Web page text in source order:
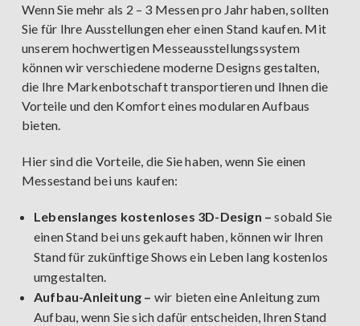
Wenn Sie mehr als 2 – 3 Messen pro Jahr haben, sollten
Sie für Ihre Ausstellungen eher einen Stand kaufen. Mit
unserem hochwertigen Messeausstellungssystem
können wir verschiedene moderne Designs gestalten,
die Ihre Markenbotschaft transportieren und Ihnen die
Vorteile und den Komfort eines modularen Aufbaus
bieten.
Hier sind die Vorteile, die Sie haben, wenn Sie einen
Messestand bei uns kaufen:
Lebenslanges kostenloses 3D-Design – sobald Sie
einen Stand bei uns gekauft haben, können wir Ihren
Stand für zukünftige Shows ein Leben lang kostenlos
umgestalten.
Aufbau-Anleitung – wir bieten eine Anleitung zum
Aufbau, wenn Sie sich dafür entscheiden, Ihren Stand